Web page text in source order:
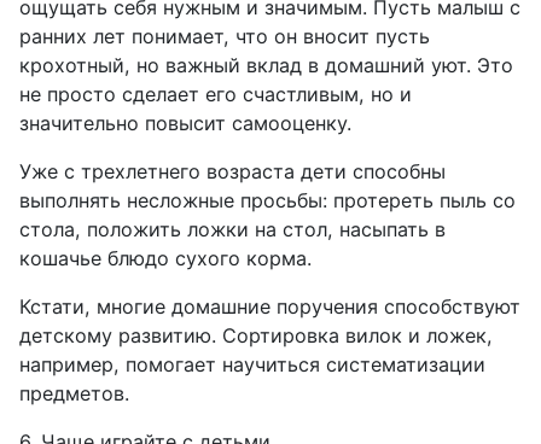
ощущать себя нужным и значимым. Пусть малыш с
ранних лет понимает, что он вносит пусть
крохотный, но важный вклад в домашний уют. Это
не просто сделает его счастливым, но и
значительно повысит самооценку.
Уже с трехлетнего возраста дети способны
выполнять несложные просьбы: протереть пыль со
стола, положить ложки на стол, насыпать в
кошачье блюдо сухого корма.
Кстати, многие домашние поручения способствуют
детскому развитию. Сортировка вилок и ложек,
например, помогает научиться систематизации
предметов.